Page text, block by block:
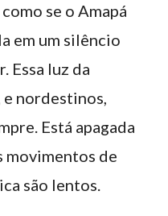
se o Amapá
em um silêncio
Essa luz da
e nordestinos,
Está apagada
movimentos de
são lentos.